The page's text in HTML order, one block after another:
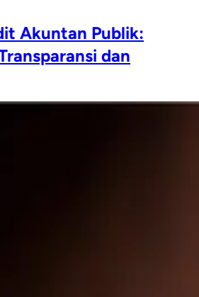
Akuntan Publik:
dan